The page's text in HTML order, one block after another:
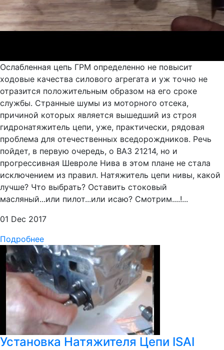
Ослабленная цепь ГРМ определенно не повысит
ходовые качества силового агрегата и уж точно не
отразится положительным образом на его сроке
службы. Странные шумы из моторного отсека,
причиной которых является вышедший из строя
гидронатяжитель цепи, уже, практически, рядовая
проблема для отечественных вседорождников. Речь
пойдет, в первую очередь, о ВАЗ 21214, но и
прогрессивная Шевроле Нива в этом плане не стала
исключением из правил. Натяжитель цепи нивы, какой
лучше? Что выбрать? Оставить стоковый
масляный...или пилот...или исаю? Смотрим....!...
01 Dec 2017
Подробнее
Установка Натяжителя Цепи ISAI